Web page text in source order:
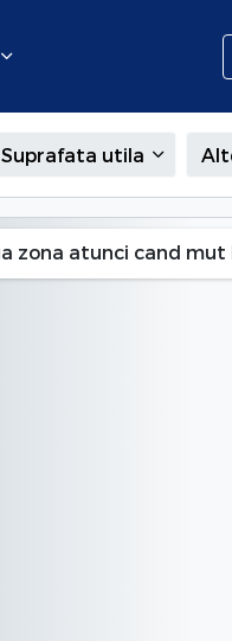
Suprafata utila
Arges
zona atunci cand